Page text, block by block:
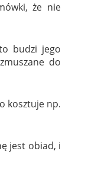
że nie
budzi jego
do
kosztuje np.
jest obiad, i